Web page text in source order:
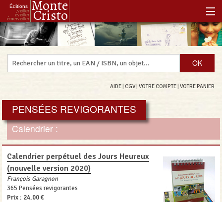
Éditions Monte
Cristo
veiller
éveiller
émerveiller
Accueil
Notre histoire
Notre boutique
Les Réenchanteurs Associés
AIDE CGV| VOTRE COMPTE VOTRE PANIER
PENSÉES REVIGORANTES
Calendrier :
Calendrier perpétuel des Jours Heureux
(nouvelle version 2020)
François Garagnon
365 Pensées revigorantes
Prix : 24.00 €